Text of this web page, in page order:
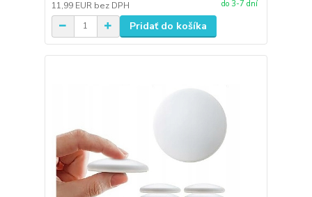
11,99 EUR bez DPH do 3-7 dní
Pridať do košíka